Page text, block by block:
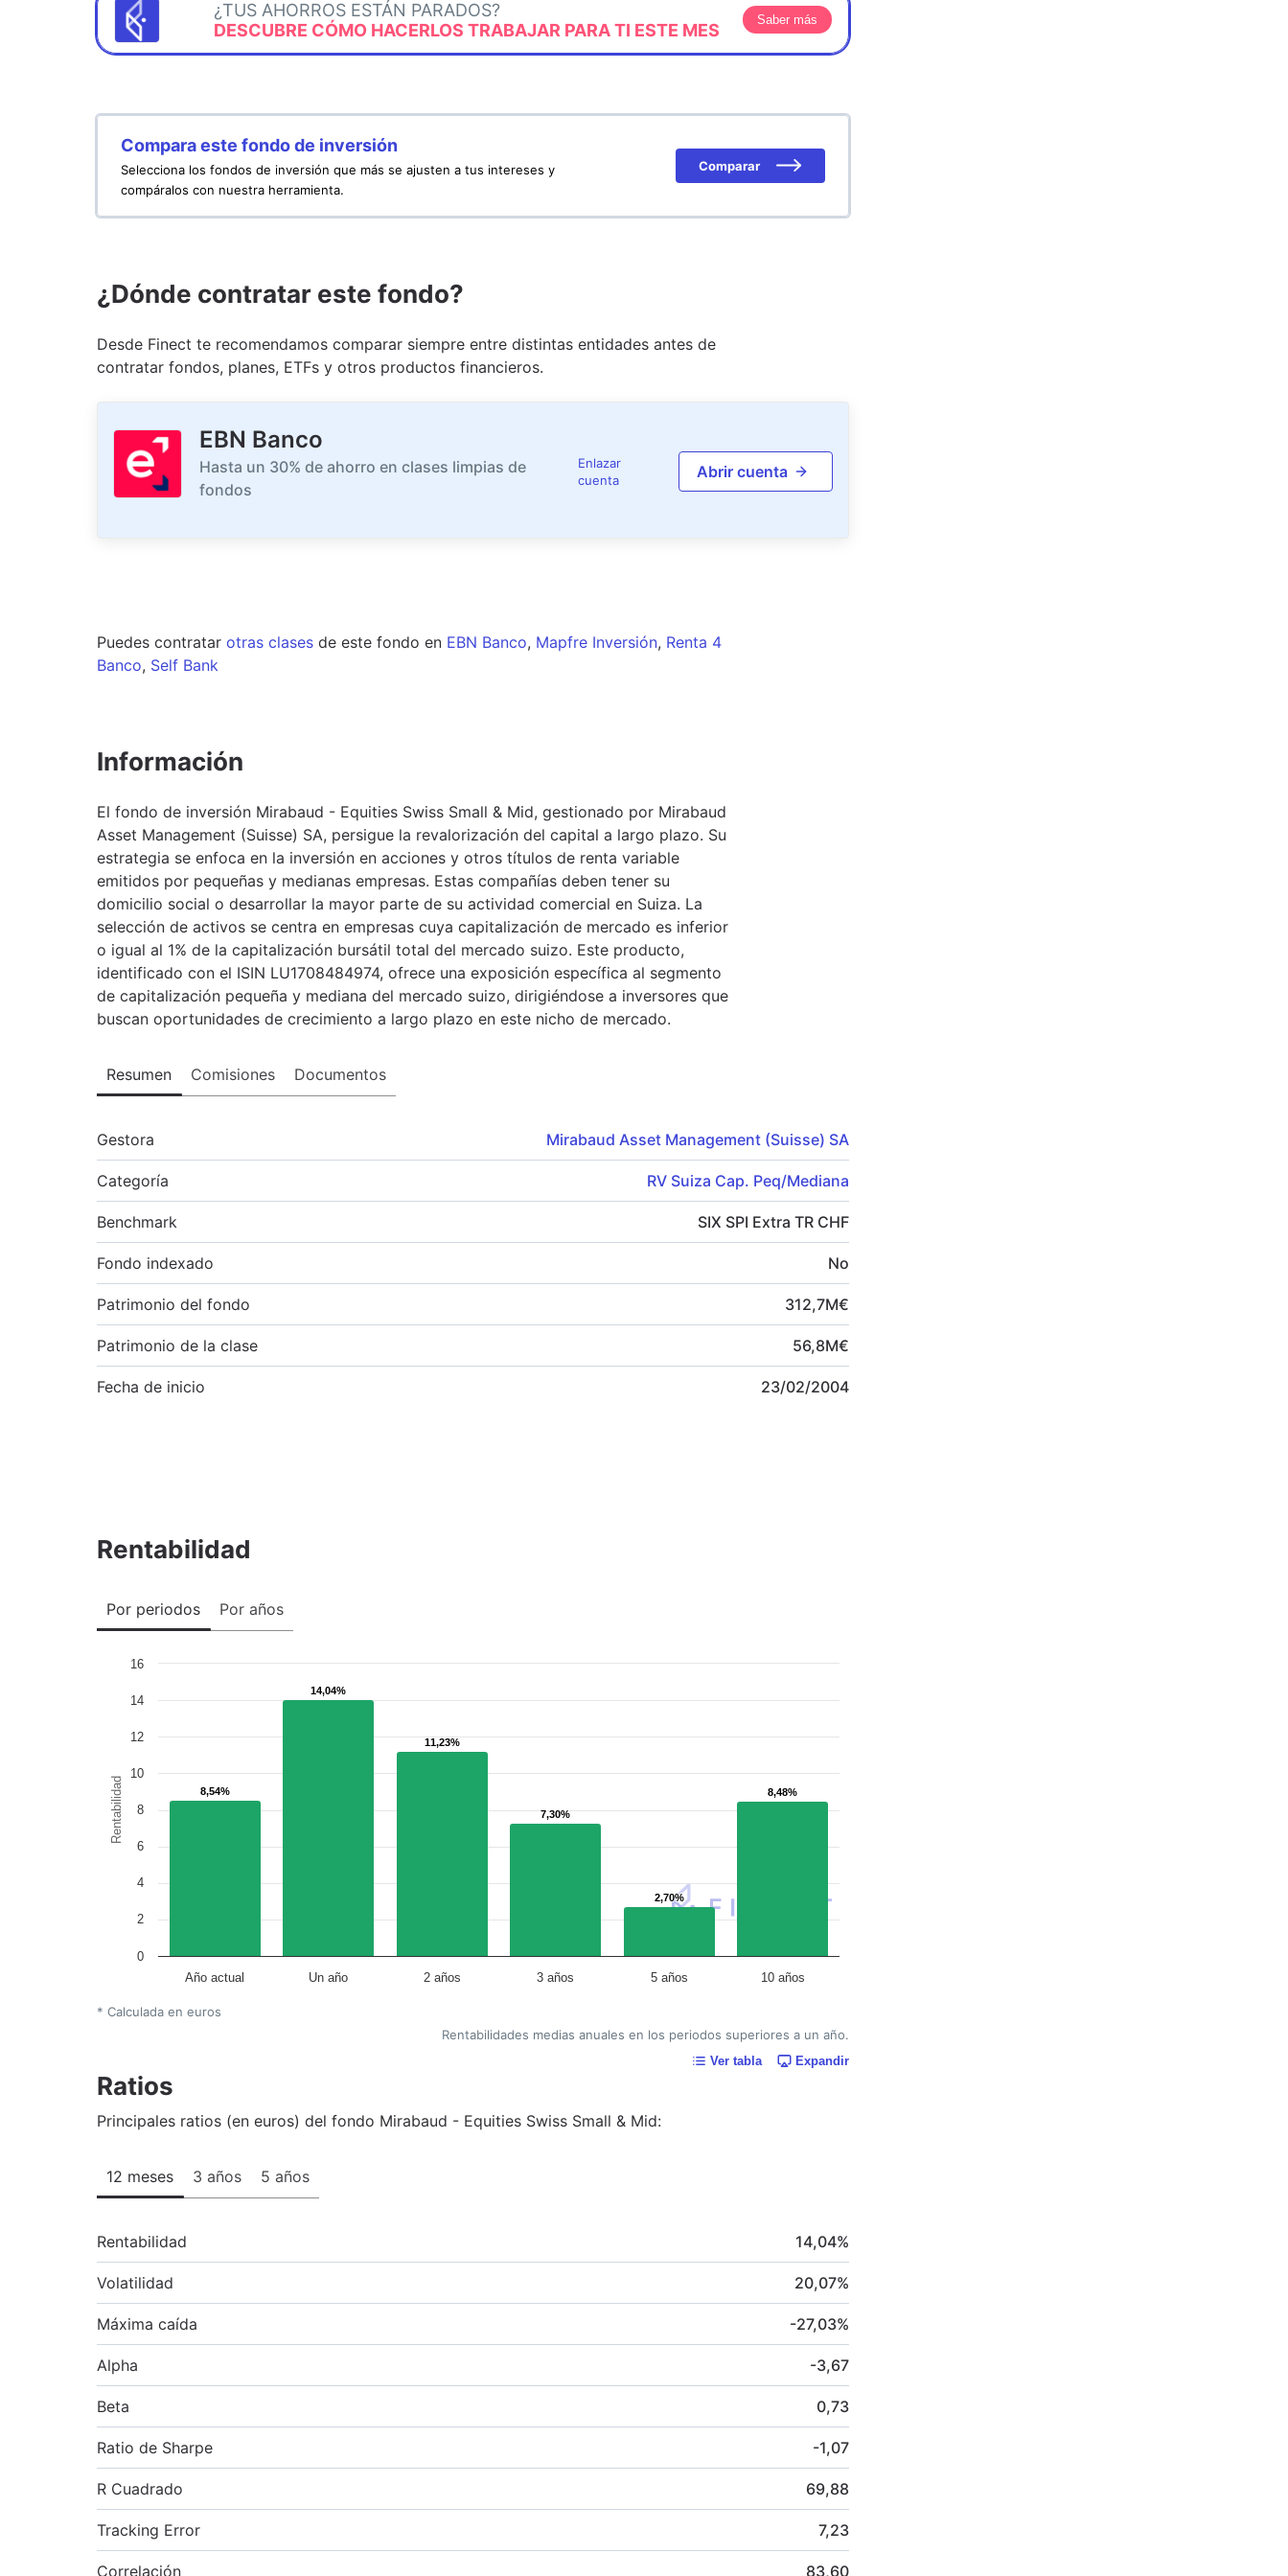
¿TUS AHORROS ESTÁN PARADOS?
DESCUBRE CÓMO HACERLOS TRABAJAR PARA TI ESTE MES
Saber más
Compara este fondo de inversión
Selecciona los fondos de inversión que más se ajusten a tus intereses y
compáralos con nuestra herramienta.
Comparar
¿Dónde contratar este fondo?
Desde Finect te recomendamos comparar siempre entre distintas entidades antes de
contratar fondos, planes, ETFs y otros productos financieros.
EBN Banco
Hasta un 30% de ahorro en clases limpias de
fondos
Enlazar
cuenta
Abrir cuenta
Puedes contratar otras clases de este fondo en EBN Banco, Mapfre Inversión, Renta 4
Banco, Self Bank
Información
El fondo de inversión Mirabaud - Equities Swiss Small & Mid, gestionado por Mirabaud
Asset Management (Suisse) SA, persigue la revalorización del capital a largo plazo. Su
estrategia se enfoca en la inversión en acciones y otros títulos de renta variable
emitidos por pequeñas y medianas empresas. Estas compañías deben tener su
domicilio social o desarrollar la mayor parte de su actividad comercial en Suiza. La
selección de activos se centra en empresas cuya capitalización de mercado es inferior
o igual al 1% de la capitalización bursátil total del mercado suizo. Este producto,
identificado con el ISIN LU1708484974, ofrece una exposición específica al segmento
de capitalización pequeña y mediana del mercado suizo, dirigiéndose a inversores que
buscan oportunidades de crecimiento a largo plazo en este nicho de mercado.
Resumen Comisiones Documentos
Gestora Mirabaud Asset Management (Suisse) SA
Categoría RV Suiza Cap. Peq/Mediana
Benchmark SIX SPI Extra TR CHF
Fondo indexado No
Patrimonio del fondo 312,7M€
Patrimonio de la clase 56,8M€
Fecha de inicio 23/02/2004
Rentabilidad
Por periodos Por años
Rentabilidad 8,54%
8,54%
14,04%
14,04%
11,23%
11,23%
7,30%
7,30%
2,70%
2,70%
8,48%
8,48%
Año actual Un año 2 años 3 años 5 años 10 años
0
2
4
6
8
10
12
14
16
* Calculada en euros
Rentabilidades medias anuales en los periodos superiores a un año.
Ver tabla Expandir
Ratios
Principales ratios (en euros) del fondo Mirabaud - Equities Swiss Small & Mid:
12 meses 3 años 5 años
Rentabilidad 14,04%
Volatilidad 20,07%
Máxima caída -27,03%
Alpha -3,67
Beta 0,73
Ratio de Sharpe -1,07
R Cuadrado 69,88
Tracking Error 7,23
Correlación 83,60